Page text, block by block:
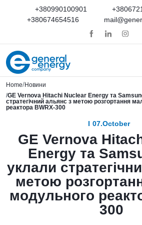
+380990100901
+380674654516
Home Новини
GE Vernova Hitachi Nuclear Energy та
стратегічний альянс з метою розгортання
реактора BWRX-300
07.October
GE Vernova
Energy та
уклали
метою
модульного
300